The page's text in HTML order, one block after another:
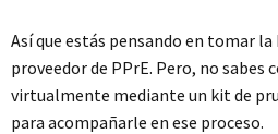
Así que estás pensando en tomar la
proveedor de PPrE. Pero, no sabes
virtualmente mediante un kit de
para acompañarle en ese proceso.